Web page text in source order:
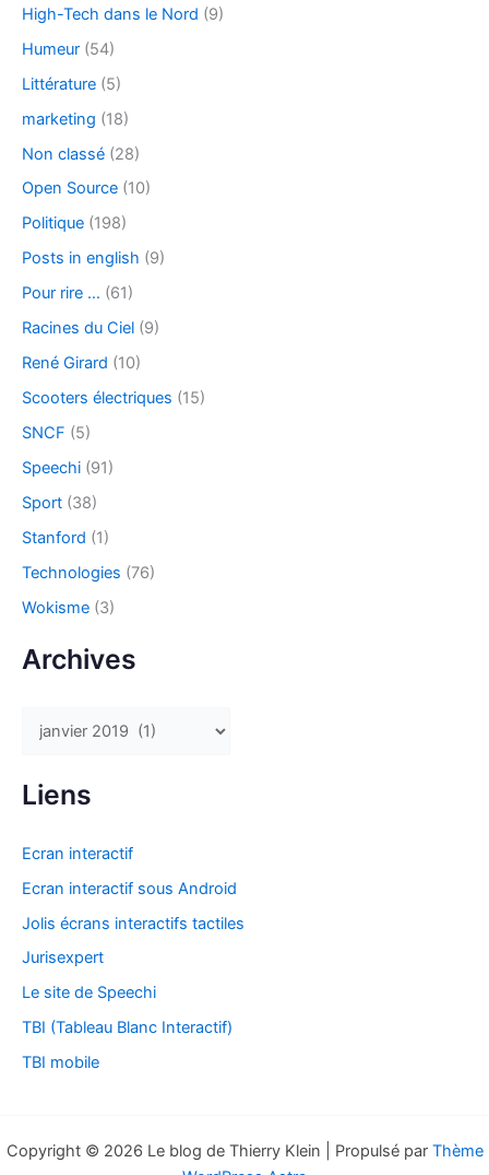
High-Tech dans le Nord (9)
Humeur (54)
Littérature (5)
marketing (18)
Non classé (28)
Open Source (10)
Politique (198)
Posts in english (9)
Pour rire … (61)
Racines du Ciel (9)
René Girard (10)
Scooters électriques (15)
SNCF (5)
Speechi (91)
Sport (38)
Stanford (1)
Technologies (76)
Wokisme (3)
Archives
c
i
v
Liens
Ecran interactif
Ecran interactif sous Android
Jolis écrans interactifs tactiles
Jurisexpert
Le site de Speechi
TBI (Tableau Blanc Interactif)
TBI mobile
Copyright © 2026 Le blog de Thierry Klein | Propulsé par Thème